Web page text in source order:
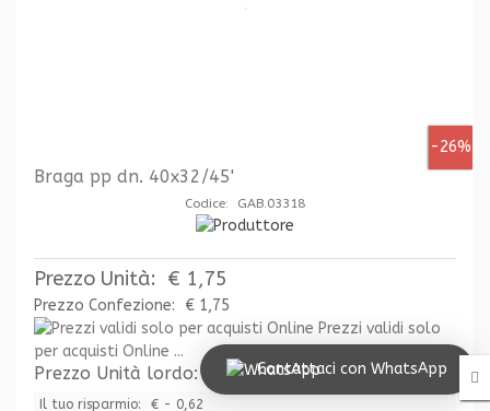
-26%
Braga pp dn. 40x32/45'
Codice: GAB.03318
Prezzo Unità: € 1,75
Prezzo Confezione:
€ 1,75
Prezzi validi solo
per acquisti Online ...
Prezzo Unità lordo: € 2,37
Il tuo risparmio: € - 0,62
Contattaci con WhatsApp